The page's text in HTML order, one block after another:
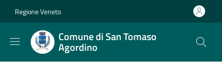
Regione Veneto
Comune di San Tomaso
Agordino